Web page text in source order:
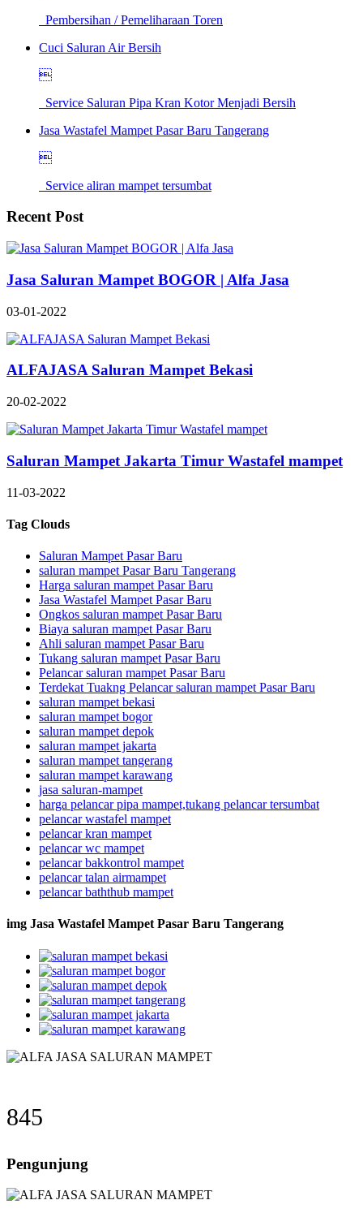
Pembersihan / Pemeliharaan Toren
Cuci Saluran Air Bersih

Service Saluran Pipa Kran Kotor Menjadi Bersih
Jasa Wastafel Mampet Pasar Baru Tangerang

Service aliran mampet tersumbat
Recent Post
Jasa Saluran Mampet BOGOR | Alfa Jasa
03-01-2022
ALFAJASA Saluran Mampet Bekasi
20-02-2022
Saluran Mampet Jakarta Timur Wastafel mampet
11-03-2022
Tag Clouds
Saluran Mampet Pasar Baru
saluran mampet Pasar Baru Tangerang
Harga saluran mampet Pasar Baru
Jasa Wastafel Mampet Pasar Baru
Ongkos saluran mampet Pasar Baru
Biaya saluran mampet Pasar Baru
Ahli saluran mampet Pasar Baru
Tukang saluran mampet Pasar Baru
Pelancar saluran mampet Pasar Baru
Terdekat Tuakng Pelancar saluran mampet Pasar Baru
saluran mampet bekasi
saluran mampet bogor
saluran mampet depok
saluran mampet jakarta
saluran mampet tangerang
saluran mampet karawang
jasa saluran-mampet
harga pelancar pipa mampet,tukang pelancar tersumbat
pelancar wastafel mampet
pelancar kran mampet
pelancar wc mampet
pelancar bakkontrol mampet
pelancar talan airmampet
pelancar baththub mampet
img Jasa Wastafel Mampet Pasar Baru Tangerang
845
Pengunjung